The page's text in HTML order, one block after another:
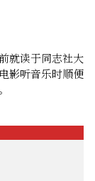
就读于同志社大
影听音乐时顺便